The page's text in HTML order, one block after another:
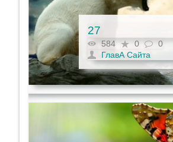
27
584 0
0
ГлавА Сайта